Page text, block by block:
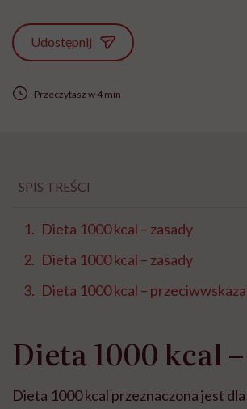
Udostępnij
Przeczytasz w 4 min
SPIS TREŚCI
Dieta 1000 kcal – zasady
Dieta 1000 kcal – zasady
Dieta 1000 kcal –
Dieta 1000 kcal
Dieta 1000 kcal przeznaczona jest